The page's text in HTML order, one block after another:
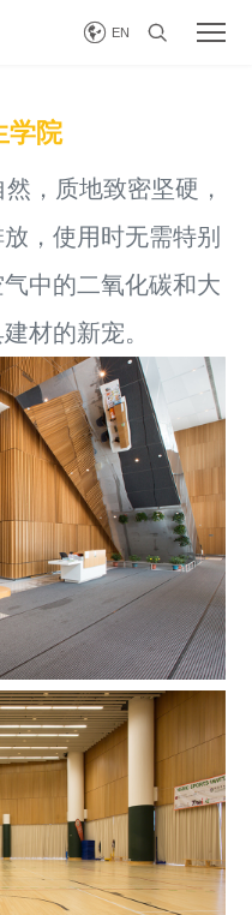
 EN 
学院
，质地致密坚硬，
，使用时无需特别
中的二氧化碳和大
材的新宠。